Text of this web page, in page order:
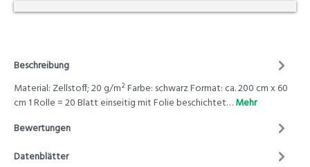
Beschreibung
Material: Zellstoff; 20 g/m² Farbe: schwarz Format: ca. 200 cm x 60
cm 1 Rolle = 20 Blatt einseitig mit Folie beschichtet…Mehr
Bewertungen
Datenblätter